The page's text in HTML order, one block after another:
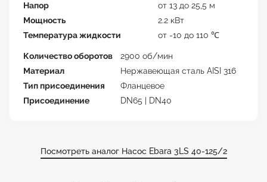
Напор
от 13 до 25,5 м
Мощность
2.2 кВт
Температура жидкости
от -10 до 110 ℃
Количество оборотов
2900 об/мин
Материал
Нержавеющая сталь AISI 316
Тип присоединения
Фланцевое
Присоединение
DN65 | DN40
Посмотреть аналог Насос Ebara 3LS 40-125/2